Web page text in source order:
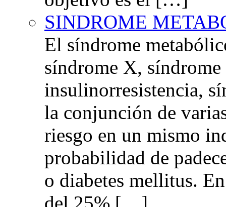
SINDROME
El síndrome
síndrome X,
insulinorresistencia,
la conjunción de
riesgo en un mismo
probabilidad de
o diabetes mellitus.